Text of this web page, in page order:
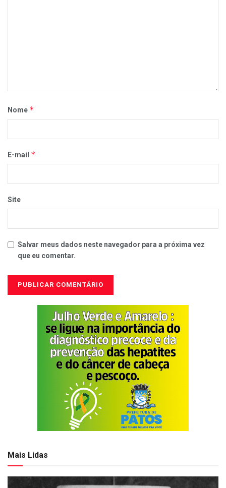
Nome *
E-mail *
Site
Salvar meus dados neste navegador para a próxima vez
que eu comentar.
Mais Lidas